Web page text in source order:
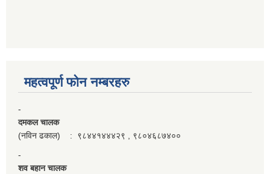
महत्वपूर्ण फाेन नम्बरहरु
-
दमकल चालक
(नविन ढकाल) : ९८४४१४४४२९ , ९८०४६८७४००
-
शव बहान चालक